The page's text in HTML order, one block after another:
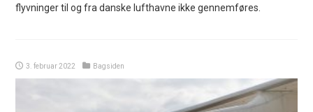
flyvninger til og fra danske lufthavne ikke gennemføres.
3. februar 2022 Bagsiden